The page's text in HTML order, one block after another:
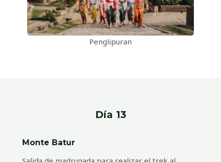
Penglipuran
Día 13
Monte Batur